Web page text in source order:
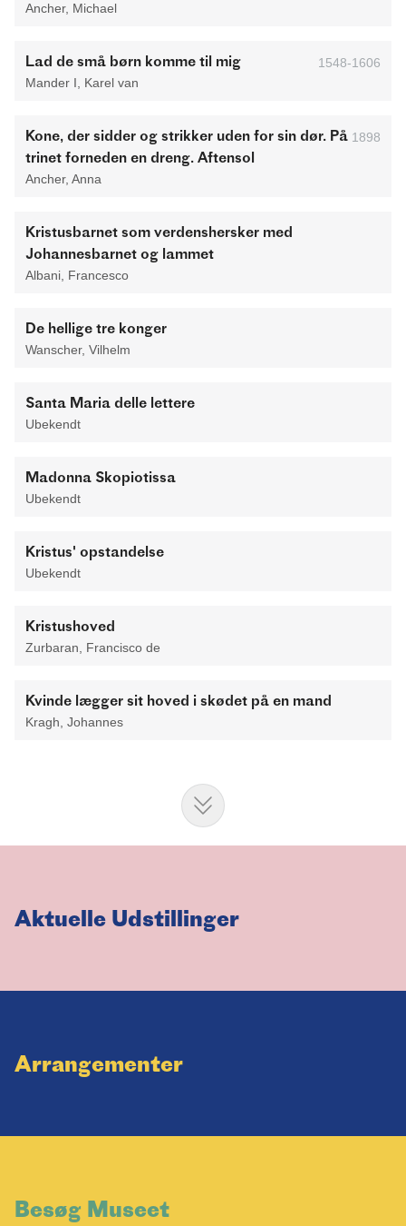
Ancher, Michael
Lad de små børn komme til mig
1548-1606
Mander I, Karel van
Kone, der sidder og strikker uden for sin dør. På
trinet forneden en dreng. Aftensol
1898
Ancher, Anna
Kristusbarnet som verdenshersker med
Johannesbarnet og lammet
Albani, Francesco
De hellige tre konger
Wanscher, Vilhelm
Santa Maria delle lettere
Ubekendt
Madonna Skopiotissa
Ubekendt
Kristus' opstandelse
Ubekendt
Kristushoved
Zurbaran, Francisco de
Kvinde lægger sit hoved i skødet på en mand
Kragh, Johannes
Aktuelle Udstillinger
Arrangementer
Besøg Museet